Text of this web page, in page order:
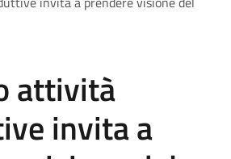
attività
invita a